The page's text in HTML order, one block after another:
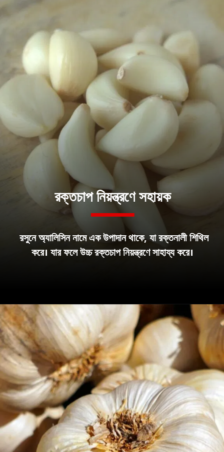
রসুনে অ্যালিসিন নামে এক উপাদান থাকে, যা রক্তনালী শিথিল
রক্তচাপ নিয়ন্ত্রণে সহায়ক